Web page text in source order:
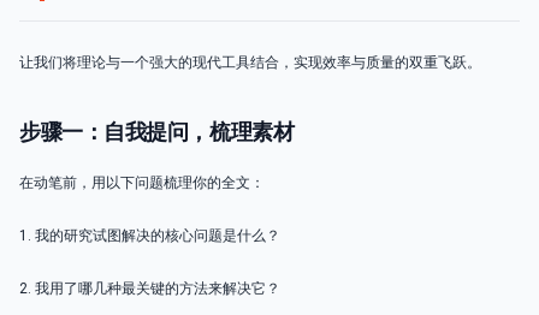
让我们将理论与一个强大的现代工具结合，实现效率与质量的双重飞跃。
步骤一：自我提问，梳理素材
在动笔前，用以下问题梳理你的全文：
1. 我的研究试图解决的核心问题是什么？
2. 我用了哪几种最关键的方法来解决它？